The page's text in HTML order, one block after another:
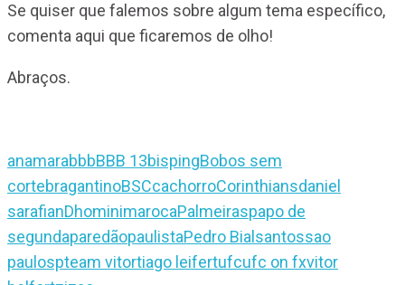
Se quiser que falemos sobre algum tema específico,
comenta aqui que ficaremos de olho!
Abraços.
anamarabbbBBB 13bispingBobos sem
cortebragantinoBSCcachorroCorinthiansdaniel
sarafianDhominimarocaPalmeiraspapo de
segundaparedãopaulistaPedro Bial santossao
paulospteam vitortiago leifertufcufc on fxvitor